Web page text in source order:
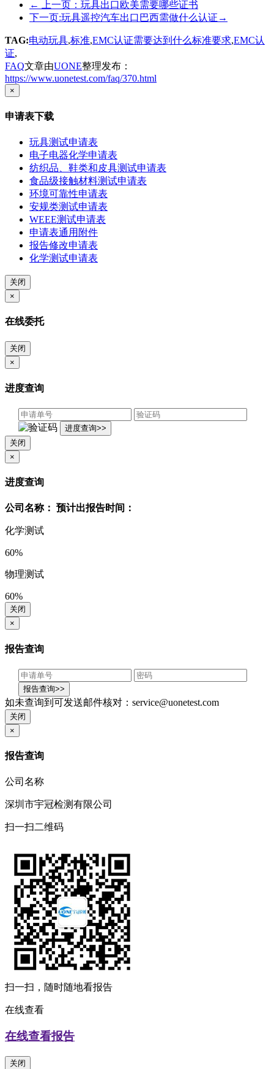
←
上一页：玩具出口欧美需要哪些证书
下一页:玩具遥控汽车出口巴西需做什么认证 →
TAG:电动玩具,标准,EMC认证需要达到什么标准要求,EMC认
证,
FAQ文章由UONE整理发布：
https://www.uonetest.com/faq/370.html
×
申请表下载
玩具测试申请表
电子电器化学申请表
纺织品、鞋类和皮具测试申请表
食品级接触材料测试申请表
环境可靠性申请表
安规类测试申请表
WEEE测试申请表
申请表通用附件
报告修改申请表
化学测试申请表
关闭
×
在线委托
关闭
×
进度查询
关闭
×
进度查询
公司名称： 预计出报告时间：
化学测试
60%
物理测试
60%
关闭
×
报告查询
如未查询到可发送邮件核对：service@uonetest.com
关闭
×
报告查询
公司名称
深圳市宇冠检测有限公司
扫一扫二维码
扫一扫，随时随地看报告
在线查看
在线查看报告
关闭